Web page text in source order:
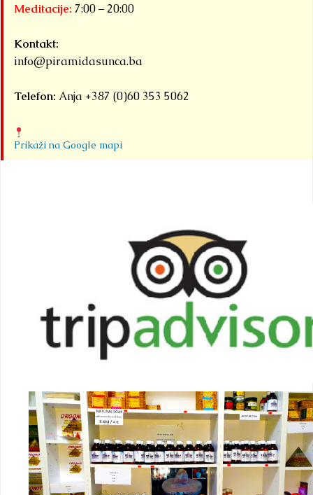
Meditacije: 7:00 – 20:00
Kontakt:
info@piramidasunca.ba
Telefon: Anja +387 (0)60 353 5062
Prikaži na Google mapi